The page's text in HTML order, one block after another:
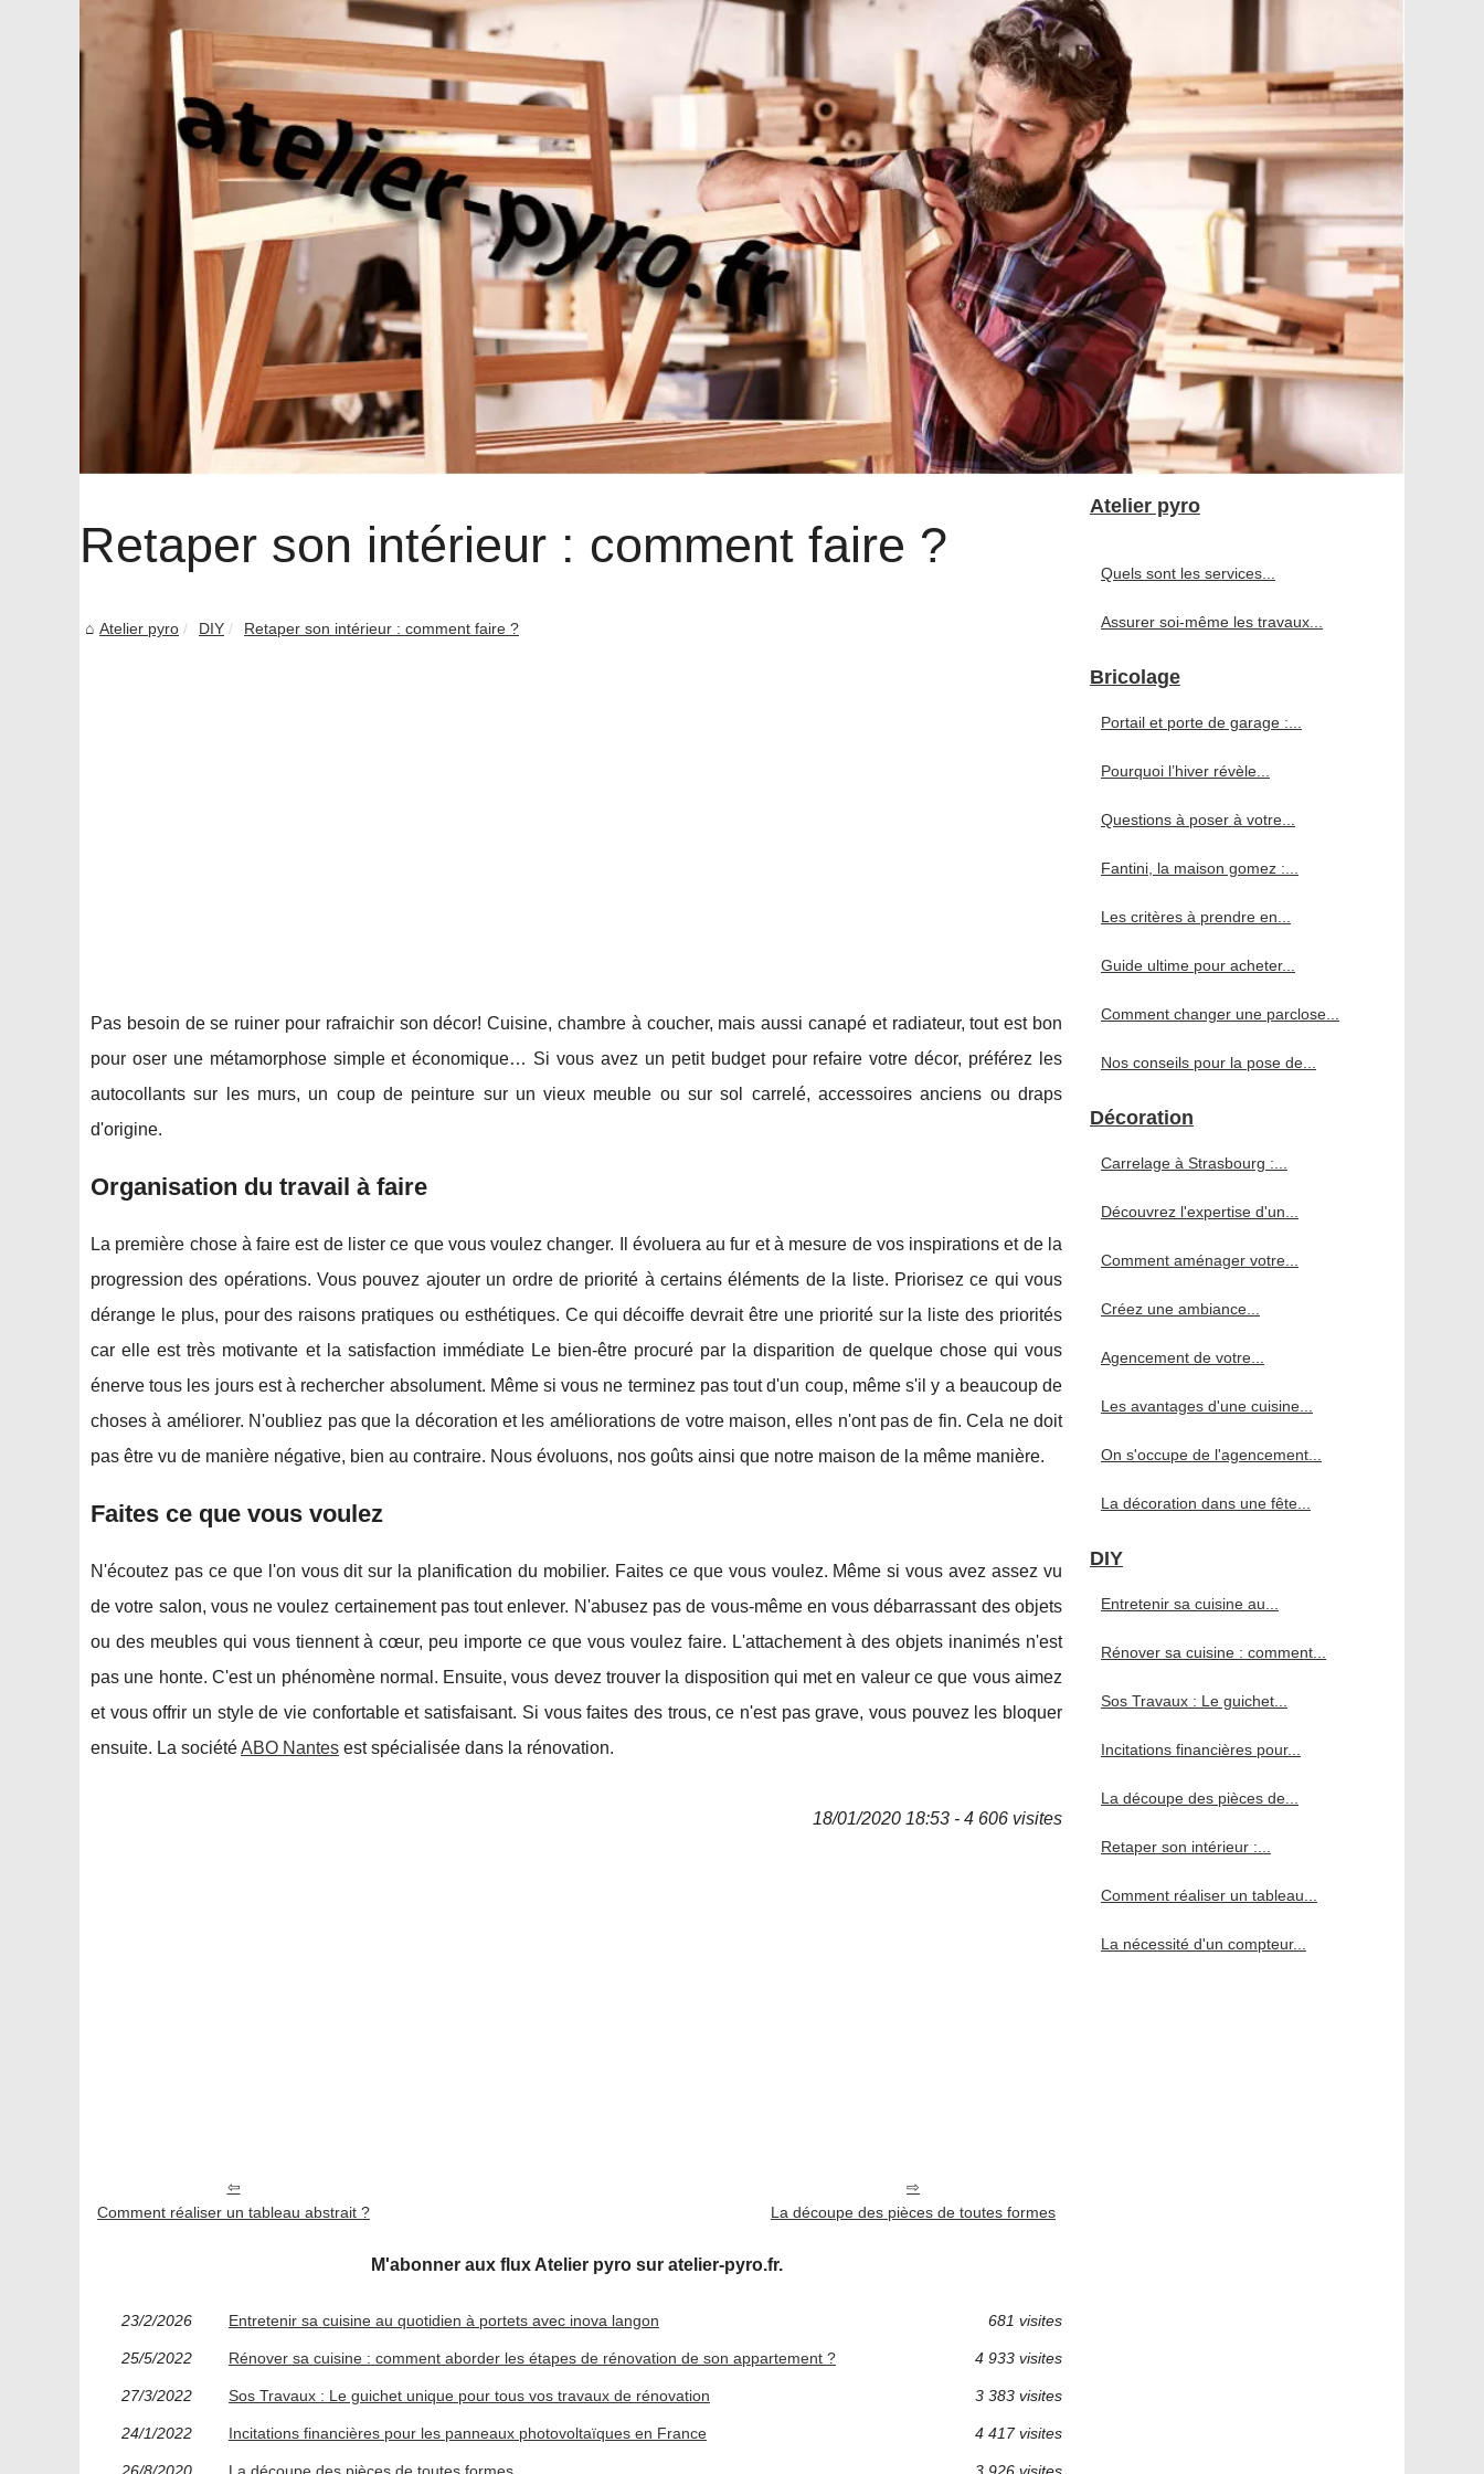
Retaper son intérieur : comment faire ?
Atelier pyro DIY Retaper son intérieur : comment faire ?
Pas besoin de se ruiner pour rafraichir son décor! Cuisine, chambre à coucher, mais aussi canapé et radiateur, tout est bon
pour oser une métamorphose simple et économique… Si vous avez un petit budget pour refaire votre décor, préférez les
autocollants sur les murs, un coup de peinture sur un vieux meuble ou sur sol carrelé, accessoires anciens ou draps
d'origine.
Organisation du travail à faire
La première chose à faire est de lister ce que vous voulez changer. Il évoluera au fur et à mesure de vos inspirations et de la
progression des opérations. Vous pouvez ajouter un ordre de priorité à certains éléments de la liste. Priorisez ce qui vous
dérange le plus, pour des raisons pratiques ou esthétiques. Ce qui décoiffe devrait être une priorité sur la liste des priorités
car elle est très motivante et la satisfaction immédiate Le bien-être procuré par la disparition de quelque chose qui vous
énerve tous les jours est à rechercher absolument. Même si vous ne terminez pas tout d'un coup, même s'il y a beaucoup de
choses à améliorer. N'oubliez pas que la décoration et les améliorations de votre maison, elles n'ont pas de fin. Cela ne doit
pas être vu de manière négative, bien au contraire. Nous évoluons, nos goûts ainsi que notre maison de la même manière.
Faites ce que vous voulez
N'écoutez pas ce que l'on vous dit sur la planification du mobilier. Faites ce que vous voulez. Même si vous avez assez vu
de votre salon, vous ne voulez certainement pas tout enlever. N'abusez pas de vous-même en vous débarrassant des objets
ou des meubles qui vous tiennent à cœur, peu importe ce que vous voulez faire. L'attachement à des objets inanimés n'est
pas une honte. C'est un phénomène normal. Ensuite, vous devez trouver la disposition qui met en valeur ce que vous aimez
et vous offrir un style de vie confortable et satisfaisant. Si vous faites des trous, ce n'est pas grave, vous pouvez les bloquer
ensuite. La sociétéABO Nantes est spécialisée dans la rénovation.
18/01/2020 18:53 - 4 606 visites
Comment réaliser un tableau abstrait ? La découpe des pièces de toutes formes
M'abonner aux flux Atelier pyro sur atelier-pyro.fr.
23/2/2026 Entretenir sa cuisine au quotidien à portets avec inova langon 681 visites
25/5/2022 Rénover sa cuisine : comment aborder les étapes de rénovation de son appartement ? 4 933 visites
27/3/2022 Sos Travaux : Le guichet unique pour tous vos travaux de rénovation 3 383 visites
24/1/2022 Incitations financières pour les panneaux photovoltaïques en France 4 417 visites
Atelier pyro
Quels sont les services...
Assurer soi-même les travaux...
Bricolage
Portail et porte de garage :...
Pourquoi l’hiver révèle...
Questions à poser à votre...
Fantini, la maison gomez :...
Les critères à prendre en...
Guide ultime pour acheter...
Comment changer une parclose...
Nos conseils pour la pose de...
Décoration
Carrelage à Strasbourg :...
Découvrez l'expertise d'un...
Comment aménager votre...
Créez une ambiance...
Agencement de votre...
Les avantages d'une cuisine...
On s'occupe de l'agencement...
La décoration dans une fête...
DIY
Entretenir sa cuisine au...
Rénover sa cuisine : comment...
Sos Travaux : Le guichet...
Incitations financières pour...
La découpe des pièces de...
Retaper son intérieur :...
Comment réaliser un tableau...
La nécessité d'un compteur...